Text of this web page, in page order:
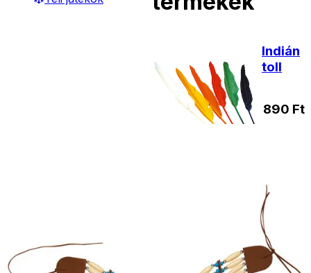
Indián
toll
890 Ft
indián
fejdísz
790